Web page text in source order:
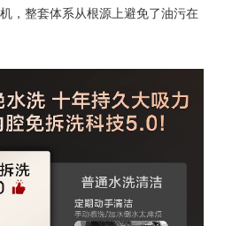
，整套体系从根源上避免了油污在